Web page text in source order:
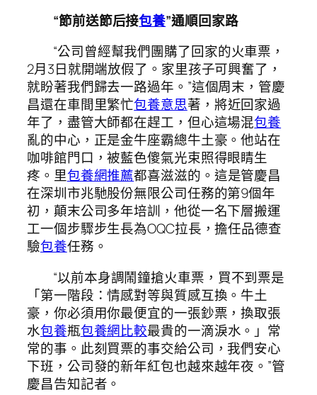
“節前送節后接包養”通順回家路
“公司曾經幫我們團購了回家的火車票，
2月3日就開端放假了。家里孩子可興奮了，
就盼著我們歸去一路過年。”這個周末，管慶
昌還在車間里繁忙包養意思著，將近回家過
年了，盡管大師都在趕工，但心這場混包養
亂的中心，正是金牛座霸總牛土豪。他站在
咖啡館門口，被藍色傻氣光束照得眼睛生
疼。里包養網推薦都喜滋滋的。這是管慶昌
在深圳市兆馳股份無限公司任務的第9個年
初，顛末公司多年培訓，他從一名下層搬運
工一個步驟步生長為OQC拉長，擔任品德查
驗包養任務。
“以前本身調鬧鐘搶火車票，買不到票是
「第一階段：情感對等與質感互換。牛土
豪，你必須用你最便宜的一張鈔票，換取張
水包養瓶包養網比較最貴的一滴淚水。」常
常的事。此刻買票的事交給公司，我們安心
下班，公司發的新年紅包也越來越年夜。”管
慶昌告知記者。